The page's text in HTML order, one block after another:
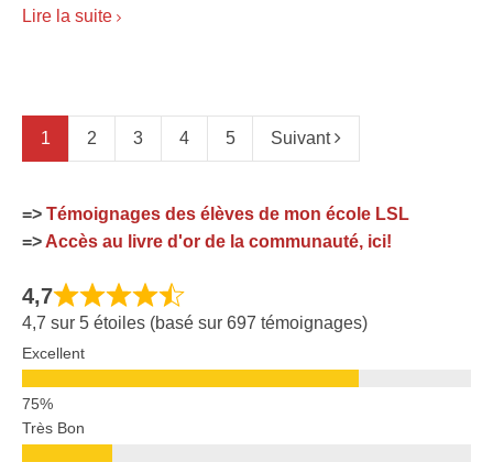
Lire la suite
1 2 3 4 5 Suivant
=> Témoignages des élèves de mon école LSL
=> Accès au livre d'or de la communauté, ici!
4,7
4,7 sur 5 étoiles (basé sur 697 témoignages)
Excellent
Très Bon